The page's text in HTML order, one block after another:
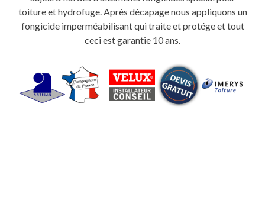
toiture et hydrofuge. Après décapage nous appliquons un
fongicide imperméabilisant qui traite et protége et tout
ceci est garantie 10 ans.